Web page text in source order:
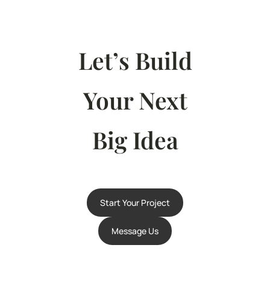
Let’s Build
Your Next
Big Idea
Start Your Project
Message Us